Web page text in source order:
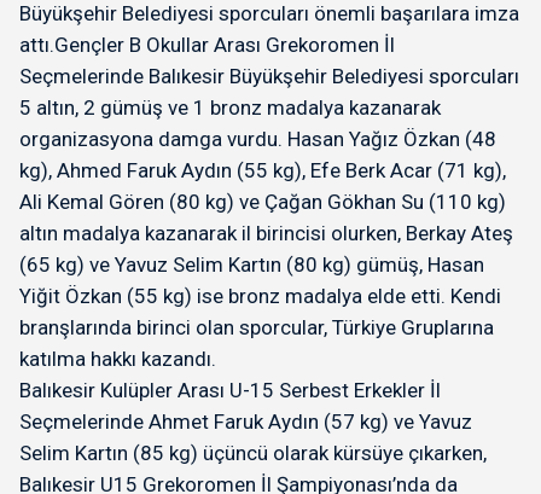
Büyükşehir Belediyesi sporcuları önemli başarılara imza
attı.Gençler B Okullar Arası Grekoromen İl
Seçmelerinde Balıkesir Büyükşehir Belediyesi sporcuları
5 altın, 2 gümüş ve 1 bronz madalya kazanarak
organizasyona damga vurdu. Hasan Yağız Özkan (48
kg), Ahmed Faruk Aydın (55 kg), Efe Berk Acar (71 kg),
Ali Kemal Gören (80 kg) ve Çağan Gökhan Su (110 kg)
altın madalya kazanarak il birincisi olurken, Berkay Ateş
(65 kg) ve Yavuz Selim Kartın (80 kg) gümüş, Hasan
Yiğit Özkan (55 kg) ise bronz madalya elde etti. Kendi
branşlarında birinci olan sporcular, Türkiye Gruplarına
katılma hakkı kazandı.
Balıkesir Kulüpler Arası U-15 Serbest Erkekler İl
Seçmelerinde Ahmet Faruk Aydın (57 kg) ve Yavuz
Selim Kartın (85 kg) üçüncü olarak kürsüye çıkarken,
Balıkesir U15 Grekoromen İl Şampiyonası’nda da